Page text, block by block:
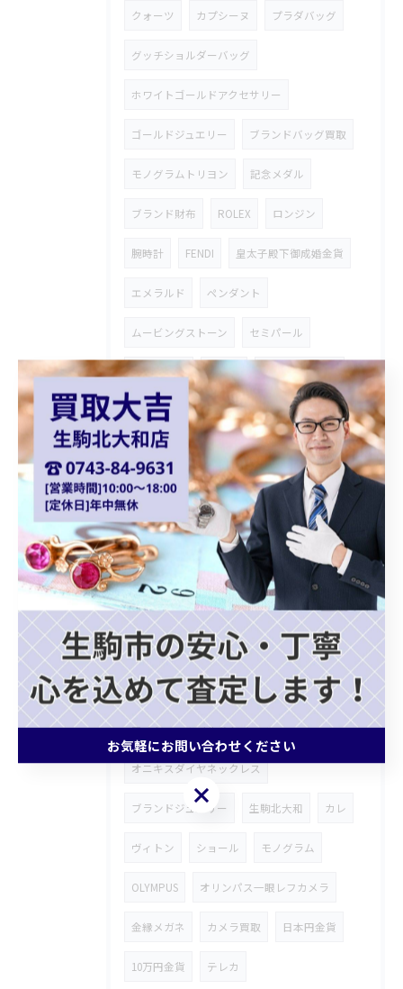
クォーツ カプシーヌ プラダバッグ
グッチショルダーバッグ
ホワイトゴールドアクセサリー
ゴールドジュエリー ブランドバッグ買取
モノグラムトリヨン 記念メダル
ブランド財布 ROLEX ロンジン
腕時計 FENDI 皇太子殿下御成婚金貨
エメラルド ペンダント
ムービングストーン セミパール
SEMIPEARL 小西六 コニカミノルタ
レトロ アンティーク サファイヤ
エルメスケリー ケリー
ブライトリングスーパーオーシャン
タグホイヤーセル K18イヤリング
買取大吉 生駒北大和店 カルティエ
Cartier カルティエリング トリニティ
トリニティリング ブランドリング VCA
ヴァンクリーフ＆アーペル
ヴィンテージアルハンブラ
オニキスダイヤネックレス
ブランドジュエリー 生駒北大和 カレ
ヴィトン ショール モノグラム
OLYMPUS オリンパス一眼レフカメラ
金縁メガネ カメラ買取 日本円金貨
10万円金貨 テレカ
お気軽にお問い合わせください
お気軽にお問い合わせください